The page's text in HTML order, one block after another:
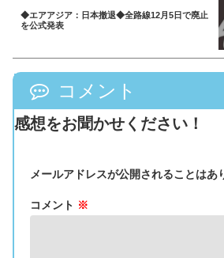
◆エアアジア：日本撤退◆全路線12月5日で廃止
を公式発表
コメント
感想をお聞かせください！
メールアドレスが公開されることはあ
コメント ※